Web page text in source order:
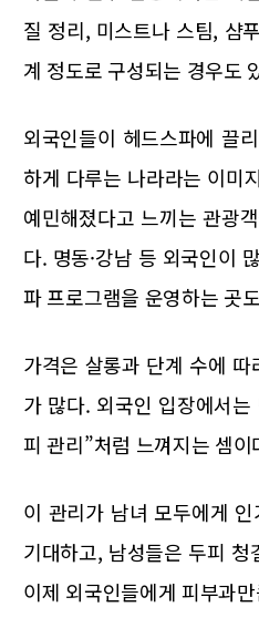
질 정리, 미스트나 스팀, 샴
계 정도로 구성되는 경우도
외국인들이 헤드스파에 끌
하게 다루는 나라라는 이미
예민해졌다고 느끼는 관광
다. 명동·강남 등 외국인이
파 프로그램을 운영하는 곳
가격은 살롱과 단계 수에
가 많다. 외국인 입장에서
피 관리”처럼 느껴지는 셈이
이 관리가 남녀 모두에게
기대하고, 남성들은 두피
이제 외국인들에게 피부과